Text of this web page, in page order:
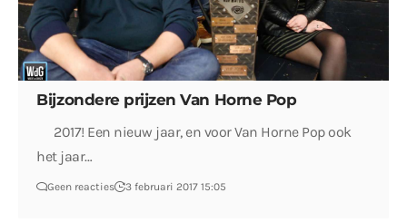
Bijzondere prijzen Van Horne Pop
2017! Een nieuw jaar, en voor Van Horne Pop ook
het jaar…
Geen reacties 3 februari 2017 15:05